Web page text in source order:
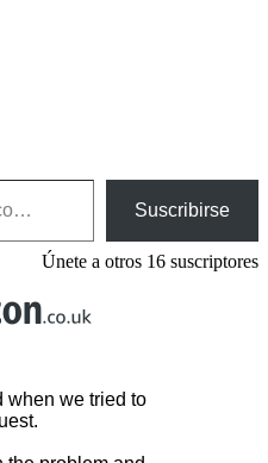
Suscribirse
Únete a otros 16 suscriptores